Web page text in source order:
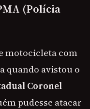
(Polícia
motocicleta com
quando avistou o
Coronel
pudesse atacar